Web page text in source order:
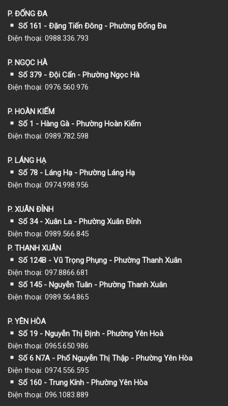
P. ĐỐNG ĐA
Số 161 - Đặng Tiến Đông - Phường Đống Đa
Điện thoại: 0988.336.793
P. NGỌC HÀ
Số 379 - Đội Cấn - Phường Ngọc Hà
Điện thoại: 0976.560.976
P. HOÀN KIẾM
Số 1 - Hàng Gà - Phường Hoàn Kiếm
Điện thoại: 0989.782.598
P. LÁNG HẠ
Số 78 - Láng Hạ - Phường Láng Hạ
Điện thoại: 0974.998.956
P. XUÂN ĐỈNH
Số 34 - Xuân La - Phường Xuân Đỉnh
Điện thoại: 0989.566.845
P. THANH XUÂN
Số 124B - Vũ Trọng Phụng - Phường Thanh Xuân
Điện thoại: 097.8866.681
Số 145 - Nguyễn Tuân - Phường Thanh Xuân
Điện thoại: 0989.564.865
P. YÊN HÒA
Số 19 - Nguyễn Thị Định - Phường Yên Hoà
Điện thoại: 0965.650.986
Số 6 N7A - Phố Nguyễn Thị Thập - Phường Yên Hòa
Điện thoại: 0974.556.595
Số 160 - Trung Kính - Phường Yên Hòa
Điện thoại: 096.1083.889